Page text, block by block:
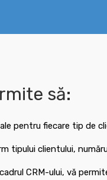
să:
pentru fiecare tip de
tipului clientului,
CRM-ului, vă